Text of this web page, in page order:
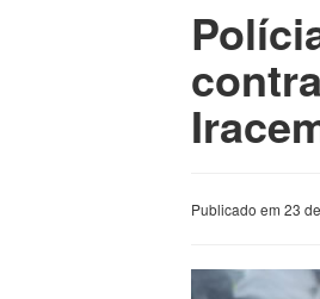
Publicado em 23